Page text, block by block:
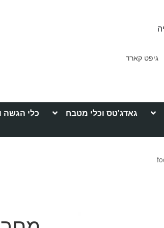
גיפט קארד
גאדג'טס וכלי מטבח כלי הגשה